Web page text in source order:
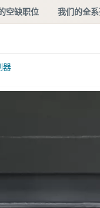
空缺职位 我们的全
器